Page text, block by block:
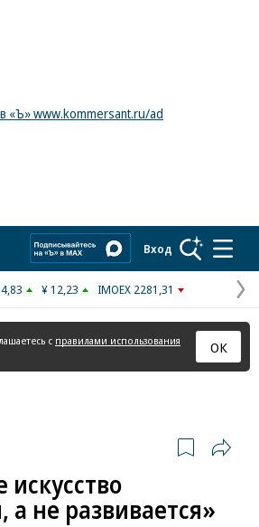
«Ъ» www.kommersant.ru/ad
Вход
¥ 12,23 IMOEX 2281,31
с правилами использования
ОК
а не развивается»